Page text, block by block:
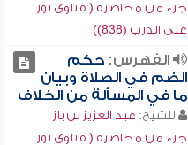
جزء من محاضرة ( فتاوى نور
على الدرب (838))
الفهرس:حكم
الضم في الصلاة وبيان
ما في المسألة من الخلاف
للشيخ: عبد العزيز بن باز
جزء من محاضرة ( فتاوى نور